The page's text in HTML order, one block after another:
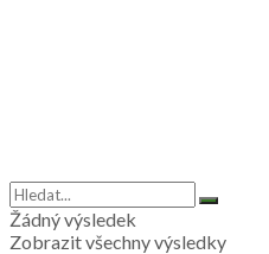
Žádný výsledek
Zobrazit všechny výsledky